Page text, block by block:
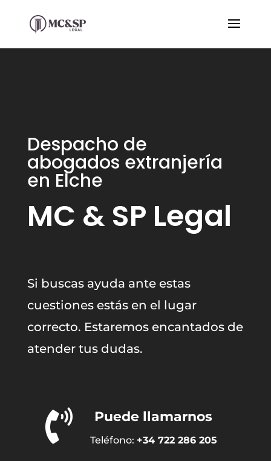
Despacho de
abogados extranjería
en Elche
MC & SP Legal
Si buscas ayuda ante estas
cuestiones estás en el lugar
correcto. Estaremos encantados de
atender tus dudas.
 Puede llamarnos
Teléfono: +34 722 286 205